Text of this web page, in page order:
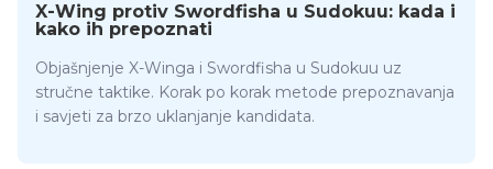
X-Wing protiv Swordfisha u Sudokuu: kada i
kako ih prepoznati
Objašnjenje X-Winga i Swordfisha u Sudokuu uz
stručne taktike. Korak po korak metode prepoznavanja
i savjeti za brzo uklanjanje kandidata.